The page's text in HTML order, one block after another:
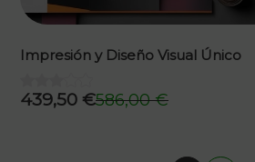
Impresión y Diseño Visual Único
586,00€
439,50 €